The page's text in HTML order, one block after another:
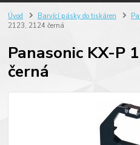
Úvod Barvící pásky do tiskáren
2123, 2124 černá
Panasonic KX-P
černá